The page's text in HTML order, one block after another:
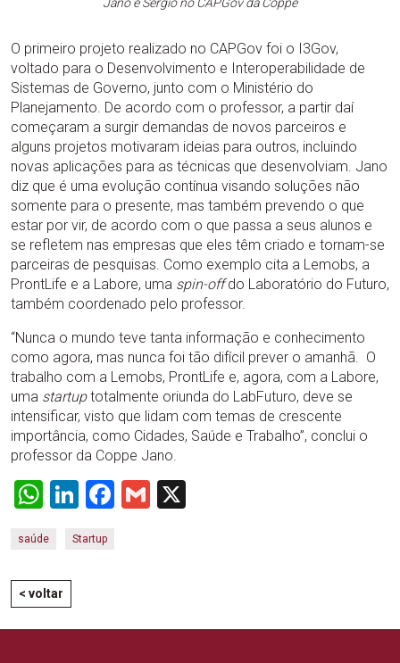
O primeiro projeto realizado no CAPGov foi o I3Gov,
voltado para o Desenvolvimento e Interoperabilidade de
Sistemas de Governo, junto com o Ministério do
Planejamento. De acordo com o professor, a partir daí
começaram a surgir demandas de novos parceiros e
alguns projetos motivaram ideias para outros, incluindo
novas aplicações para as técnicas que desenvolviam. Jano
diz que é uma evolução contínua visando soluções não
somente para o presente, mas também prevendo o que
estar por vir, de acordo com o que passa a seus alunos e
se refletem nas empresas que eles têm criado e tornam-se
parceiras de pesquisas. Como exemplo cita a Lemobs, a
ProntLife e a Labore, uma spin-offdo Laboratório do Futuro,
também coordenado pelo professor.
“Nunca o mundo teve tanta informação e conhecimento
como agora, mas nunca foi tão difícil prever o amanhã. O
trabalho com a Lemobs, ProntLife e, agora, com a Labore,
uma startuptotalmente oriunda do LabFuturo, deve se
intensificar, visto que lidam com temas de crescente
importância, como Cidades, Saúde e Trabalho”, conclui o
professor da Coppe Jano.
WhatsApp
LinkedIn
Facebook
Gmail
saúde Startup
< voltar